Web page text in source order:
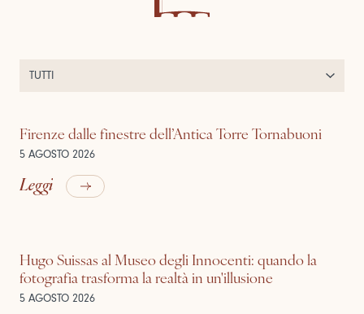
Firenze dalle finestre dell’Antica Torre Tornabuoni
5 AGOSTO 2026
Leggi
Hugo Suissas al Museo degli Innocenti: quando la
fotografia trasforma la realtà in un'illusione
5 AGOSTO 2026